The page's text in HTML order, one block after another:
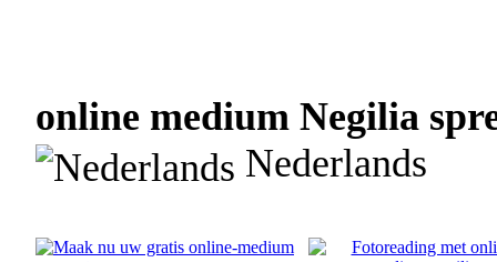
online medium Negilia
Nederlands